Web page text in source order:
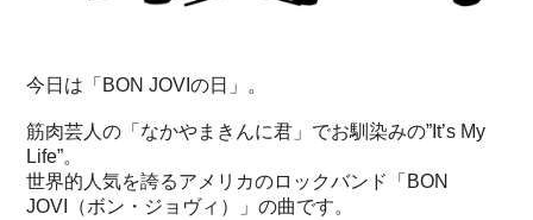
今日は「BON JOVIの日」。
筋肉芸人の「なかやまきんに君」でお馴染みの”It’s My
Life”。
世界的人気を誇るアメリカのロックバンド「BON
JOVI（ボン・ジョヴィ）」の曲です。